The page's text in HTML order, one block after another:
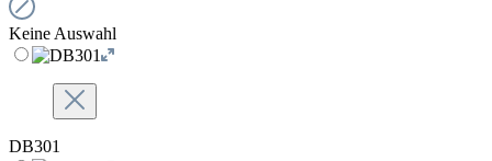
Keine Auswahl
DB301